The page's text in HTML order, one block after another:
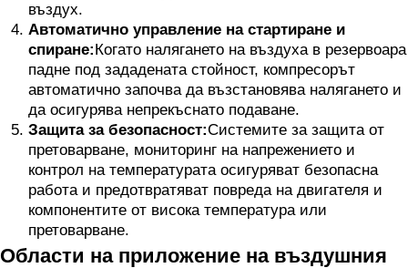
въздух.
Автоматично управление на стартиране и
спиране:Когато налягането на въздуха в резервоара
падне под зададената стойност, компресорът
автоматично започва да възстановява налягането и
да осигурява непрекъснато подаване.
Защита за безопасност:Системите за защита от
претоварване, мониторинг на напрежението и
контрол на температурата осигуряват безопасна
работа и предотвратяват повреда на двигателя и
компонентите от висока температура или
претоварване.
Области на приложение на въздушния